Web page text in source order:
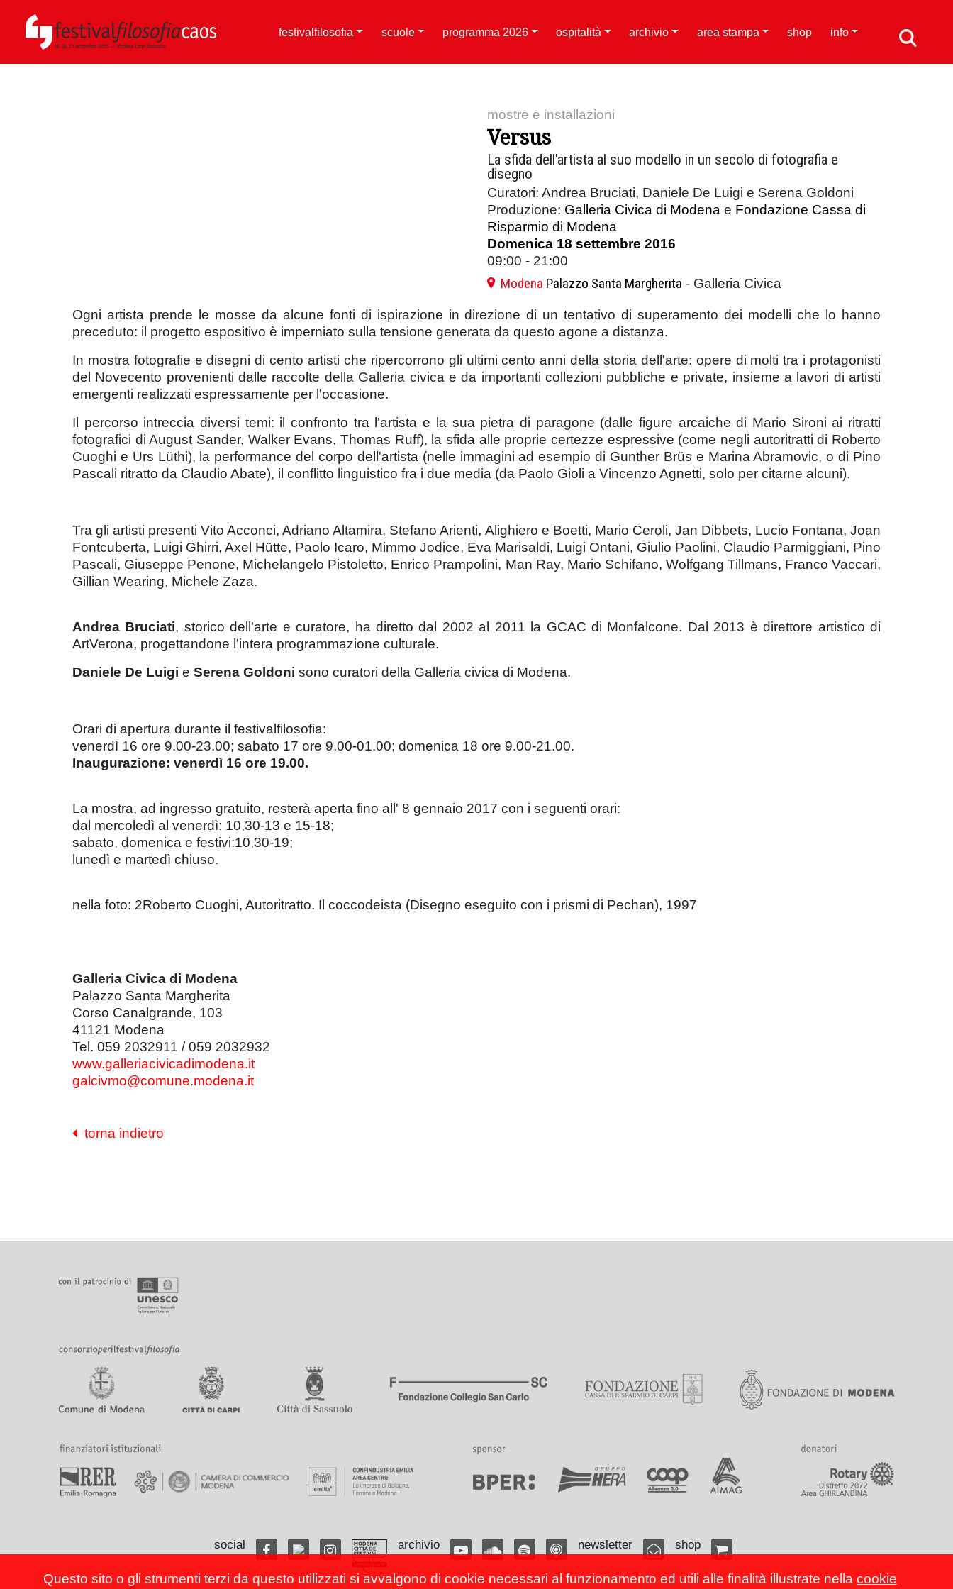
festivalfilosofia scuole programma 2026 ospitalità archivio area stampa shop info
mostre e installazioni
Versus
La sfida dell'artista al suo modello in un secolo di fotografia e
disegno
Curatori: Andrea Bruciati, Daniele De Luigi e Serena Goldoni
Produzione: Galleria Civica di Modena e Fondazione Cassa di
Risparmio di Modena
Domenica 18 settembre 2016
09:00 - 21:00
Modena Palazzo Santa Margherita - Galleria Civica
Ogni artista prende le mosse da alcune fonti di ispirazione in direzione di un tentativo di superamento dei modelli che lo hanno
preceduto: il progetto espositivo è imperniato sulla tensione generata da questo agone a distanza.
In mostra fotografie e disegni di cento artisti che ripercorrono gli ultimi cento anni della storia dell'arte: opere di molti tra i protagonisti
del Novecento provenienti dalle raccolte della Galleria civica e da importanti collezioni pubbliche e private, insieme a lavori di artisti
emergenti realizzati espressamente per l'occasione.
Il percorso intreccia diversi temi: il confronto tra l'artista e la sua pietra di paragone (dalle figure arcaiche di Mario Sironi ai ritratti
fotografici di August Sander, Walker Evans, Thomas Ruff), la sfida alle proprie certezze espressive (come negli autoritratti di Roberto
Cuoghi e Urs Lüthi), la performance del corpo dell'artista (nelle immagini ad esempio di Gunther Brüs e Marina Abramovic, o di Pino
Pascali ritratto da Claudio Abate), il conflitto linguistico fra i due media (da Paolo Gioli a Vincenzo Agnetti, solo per citarne alcuni).
Tra gli artisti presenti Vito Acconci, Adriano Altamira, Stefano Arienti, Alighiero e Boetti, Mario Ceroli, Jan Dibbets, Lucio Fontana, Joan
Fontcuberta, Luigi Ghirri, Axel Hütte, Paolo Icaro, Mimmo Jodice, Eva Marisaldi, Luigi Ontani, Giulio Paolini, Claudio Parmiggiani, Pino
Pascali, Giuseppe Penone, Michelangelo Pistoletto, Enrico Prampolini, Man Ray, Mario Schifano, Wolfgang Tillmans, Franco Vaccari,
Gillian Wearing, Michele Zaza.
Andrea Bruciati, storico dell'arte e curatore, ha diretto dal 2002 al 2011 la GCAC di Monfalcone. Dal 2013 è direttore artistico di
ArtVerona, progettandone l'intera programmazione culturale.
Daniele De Luigi e Serena Goldoni sono curatori della Galleria civica di Modena.
Orari di apertura durante il festivalfilosofia:
venerdì 16 ore 9.00-23.00; sabato 17 ore 9.00-01.00; domenica 18 ore 9.00-21.00.
Inaugurazione: venerdì 16 ore 19.00.
La mostra, ad ingresso gratuito, resterà aperta fino all' 8 gennaio 2017 con i seguenti orari:
dal mercoledì al venerdì: 10,30-13 e 15-18;
sabato, domenica e festivi:10,30-19;
lunedì e martedì chiuso.
nella foto: 2Roberto Cuoghi, Autoritratto. Il coccodeista (Disegno eseguito con i prismi di Pechan), 1997
Galleria Civica di Modena
Palazzo Santa Margherita
Corso Canalgrande, 103
41121 Modena
Tel. 059 2032911 / 059 2032932
www.galleriacivicadimodena.it
galcivmo@comune.modena.it
torna indietro
social archivio newsletter shop
Questo sito o gli strumenti terzi da questo utilizzati si avvalgono di cookie necessari al funzionamento ed utili alle finalità illustrate nella cookie